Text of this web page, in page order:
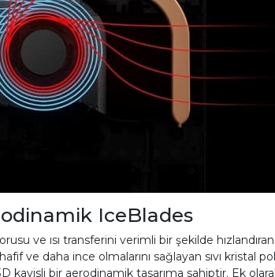
IceBlades
ve ısı transferini verimli bir şekilde hızlandıran
ve daha ince olmalarını sağlayan sıvı kristal
kavisli bir aerodinamik tasarıma sahiptir. Ek